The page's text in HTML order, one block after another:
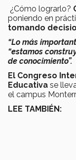
¿Cómo lograrlo?
poniendo en
tomando
“Lo más
“estamos
de conocimiento”.
El Congreso
Educativa se
el campus
LEE TAMBIÉN: